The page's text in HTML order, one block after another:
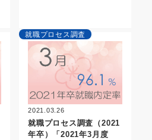
就職プロセス調査
2021.03.26
就職プロセス調査（2021
年卒）「2021年3月度